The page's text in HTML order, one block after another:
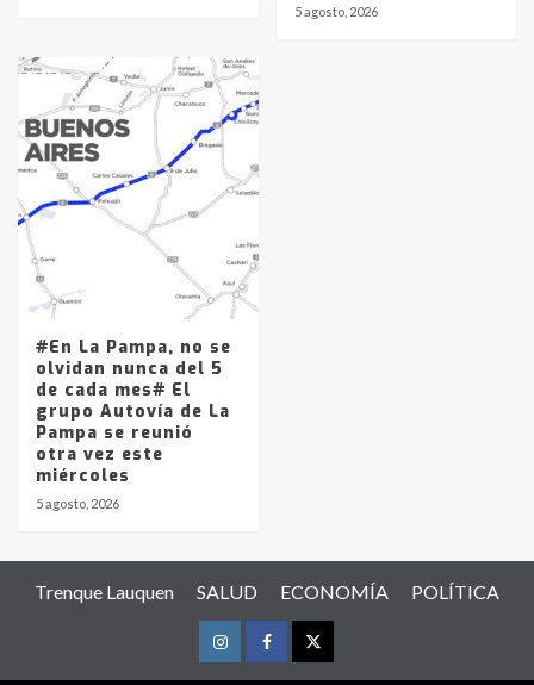
5 agosto, 2026
#En La Pampa, no se
olvidan nunca del 5
de cada mes# El
grupo Autovía de La
Pampa se reunió
otra vez este
miércoles
5 agosto, 2026
Trenque Lauquen SALUD ECONOMÍA POLÍTICA
InstagramFacebookTwitter